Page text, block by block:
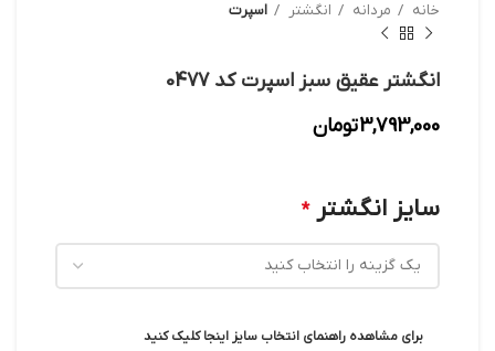
خانه مردانه انگشتر اسپرت
انگشتر عقیق سبز اسپرت کد 0477
3,793,000تومان
سایز انگشتر*
برای مشاهده راهنمای انتخاب سایز اینجا کلیک کنید